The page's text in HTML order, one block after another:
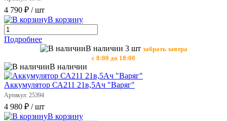
4 790 ₽ / шт
В корзину
Подробнее
В наличии 3 шт забрать завтра
с 8:00 до 18:00
В наличии
Аккумулятор СА211 21в,5Ач "Варяг"
Артикул: 25394
4 980 ₽ / шт
В корзину